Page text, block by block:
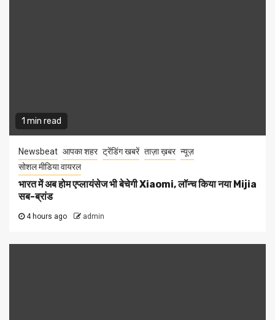
1 min read
Newsbeat आपका शहर ट्रेंडिंग खबरें ताज़ा ख़बर न्यूज़
सोशल मीडिया वायरल
भारत में अब होम एप्लायंसेज भी बेचेगी Xiaomi, लॉन्च किया नया Mijia
सब-ब्रांड
4 hours ago admin